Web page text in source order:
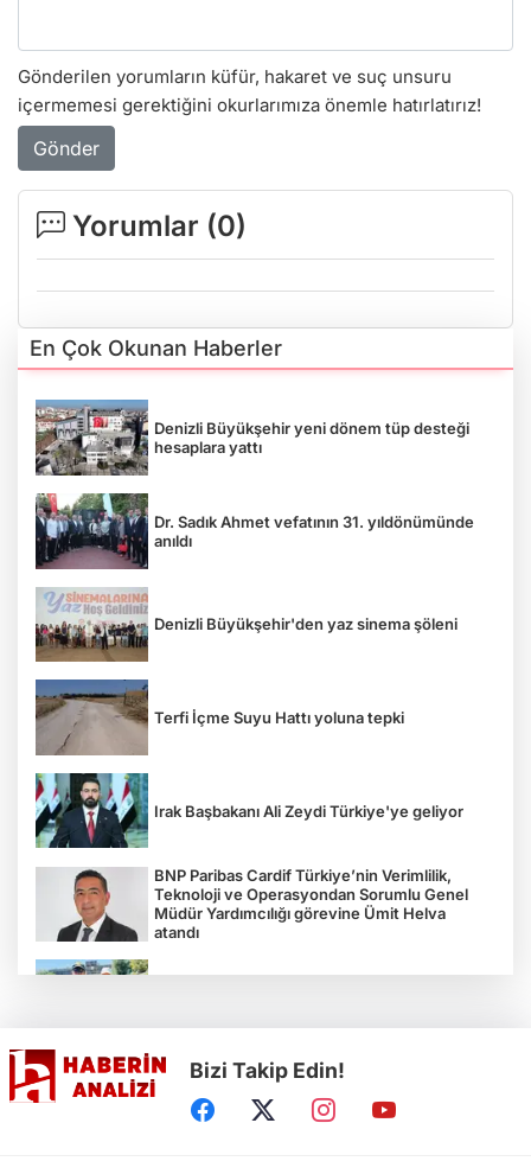
Gönderilen yorumların küfür, hakaret ve suç unsuru
içermemesi gerektiğini okurlarımıza önemle hatırlatırız!
Gönder
Yorumlar (0)
En Çok Okunan Haberler
Denizli Büyükşehir yeni dönem tüp desteği
hesaplara yattı
Dr. Sadık Ahmet vefatının 31. yıldönümünde
anıldı
Denizli Büyükşehir'den yaz sinema şöleni
Terfi İçme Suyu Hattı yoluna tepki
Irak Başbakanı Ali Zeydi Türkiye'ye geliyor
BNP Paribas Cardif Türkiye’nin Verimlilik,
Teknoloji ve Operasyondan Sorumlu Genel
Müdür Yardımcılığı görevine Ümit Helva
atandı
Bizi Takip Edin!